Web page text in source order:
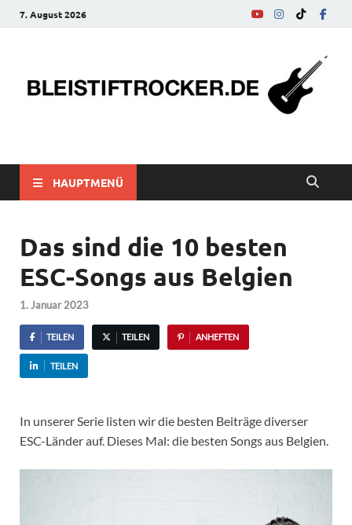
7. August 2026
bleistiftrocker.de
HAUPTMENÜ
Das sind die 10 besten
ESC-Songs aus Belgien
1. Januar 2023
TEILEN TEILEN ANHEFTEN
TEILEN
In unserer Serie listen wir die besten Beiträge diverser
ESC-Länder auf. Dieses Mal: die besten Songs aus Belgien.